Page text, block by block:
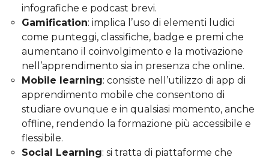
infografiche e podcast brevi.
Gamification: implica l’uso di elementi ludici
come punteggi, classifiche, badge e premi che
aumentano il coinvolgimento e la motivazione
nell’apprendimento sia in presenza che online.
Mobile learning: consiste nell’utilizzo di app di
apprendimento mobile che consentono di
studiare ovunque e in qualsiasi momento, anche
offline, rendendo la formazione più accessibile e
flessibile.
Social Learning: si tratta di piattaforme che